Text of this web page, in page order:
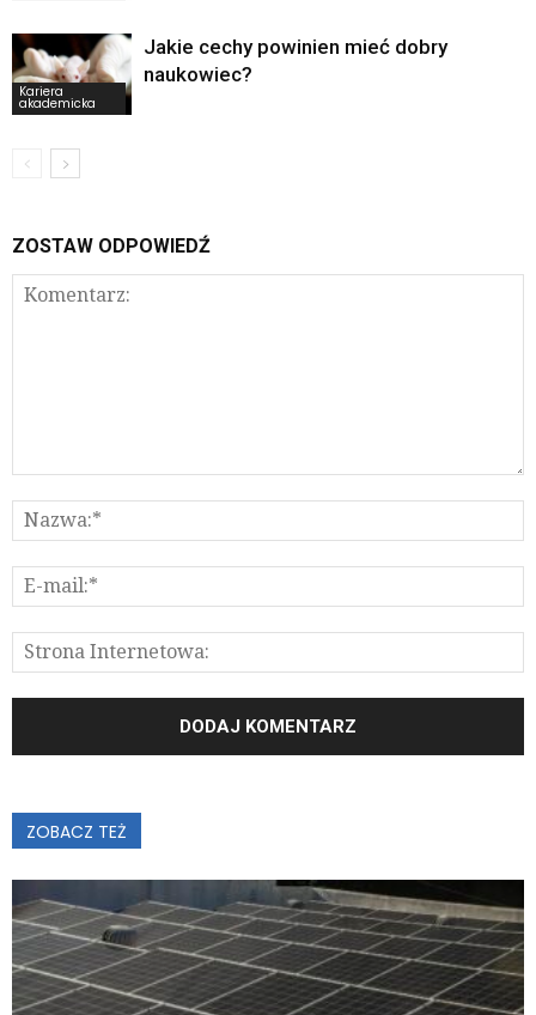
Kariera
akademicka
Jakie cechy powinien mieć dobry
naukowiec?
ZOSTAW ODPOWIEDŹ
ZOBACZ TEŻ